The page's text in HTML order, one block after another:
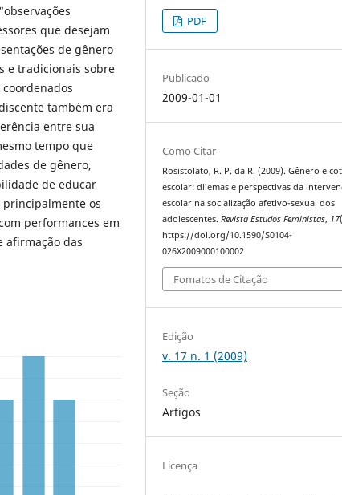
que desejam
de gênero
e tradicionais sobre
também era
entre sua
tempo que
de gênero,
de educar
os
performances em
afirmação das
PDF
Publicado
2009-01-01
Como Citar
Rosistolato, R. P. da R. (2009). Gênero e
escolar: dilemas e perspectivas da
escolar na socialização afetivo-sexual dos
adolescentes.Revista Estudos Feministas, 17
https://doi.org/10.1590/S0104-
026X2009000100002
Fomatos de Citação
Edição
v. 17 n. 1 (2009)
Seção
Artigos
Licença